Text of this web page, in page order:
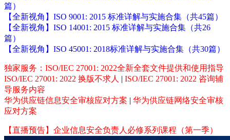
篇）
【全新视角】ISO 9001: 2015 标准详解与实施合集（共45篇）
【全新视角】ISO 14001: 2015 标准详解与实施合集（共26
篇）
【全新视角】ISO 45001: 2018标准详解与实施合集（共30篇）
独家服务：ISO/IEC 27001: 2022全新全套文件提供和使用指导
ISO/IEC 27001: 2022 换版不求人 | ISO/IEC 27001: 2022 咨询辅
导服务内容
华为供应链信息安全审核应对方案 | 华为供应链网络安全审核
应对方案
【直播预告】企业信息安全负责人必修系列课程（第一季）